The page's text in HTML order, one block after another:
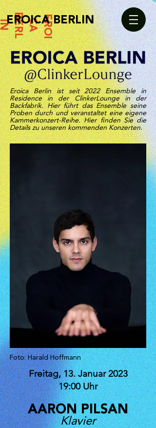
E
R
O
I
C
A
B R
L
EROICA BERLIN
Eroica Berlin ist seit 2022 Ensemble in
Residence in der ClinkerLounge in der
Backfabrik. Hier führt das Ensemble seine
Proben durch und veranstaltet eine eigene
Kammerkonzert-Reihe. Hier finden Sie die
Details zu unseren kommenden Konzerten.
Foto: Harald Hoffmann
Freitag, 13. Januar 2023
19:00 Uhr
AARON PILSAN
Klavier